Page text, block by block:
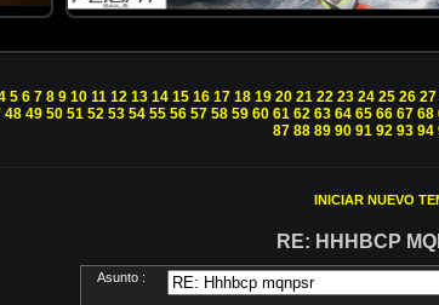
5 6 7 8 9 10 11 12 13 14 15 16 17 18 19 20 21 22 23 24 25 26 27
48 49 50 51 52 53 54 55 56 57 58 59 60 61 62 63 64 65 66 67 68
87 88 89 90 91 92 93 94
INICIAR NUEVO
RE: HHHBCP
Asunto :